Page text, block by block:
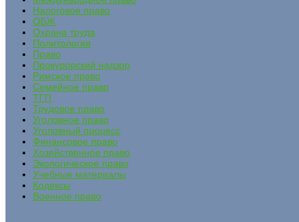
Налоговое право
ОБЖ
Охрана труда
Политология
Право
Прокурорский надзор
Римское право
Семейное право
ТГП
Трудовое право
Уголовное право
Уголовный процесс
Финансовое право
Хозяйственное право
Экологическое право
Учебные материалы
Кодексы
Военное право